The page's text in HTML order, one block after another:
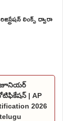
లింక్స్ ద్వారా
జూనియర్
| AP
2026